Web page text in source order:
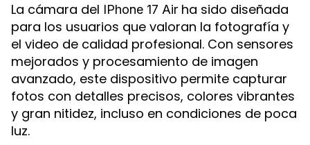
La cámara del IPhone 17 Air ha sido diseñada
para los usuarios que valoran la fotografía y
el video de calidad profesional. Con sensores
mejorados y procesamiento de imagen
avanzado, este dispositivo permite capturar
fotos con detalles precisos, colores vibrantes
y gran nitidez, incluso en condiciones de poca
luz.